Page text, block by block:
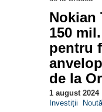
Nokian
150
pentru
de la
1 august 2024
Investiții